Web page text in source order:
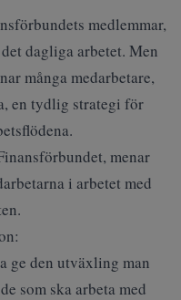
medlemmar,
dagliga arbetet. Men
många medarbetare,
en tydlig strategi för
menar
i arbetet med
ge den utväxling man
som ska arbeta med